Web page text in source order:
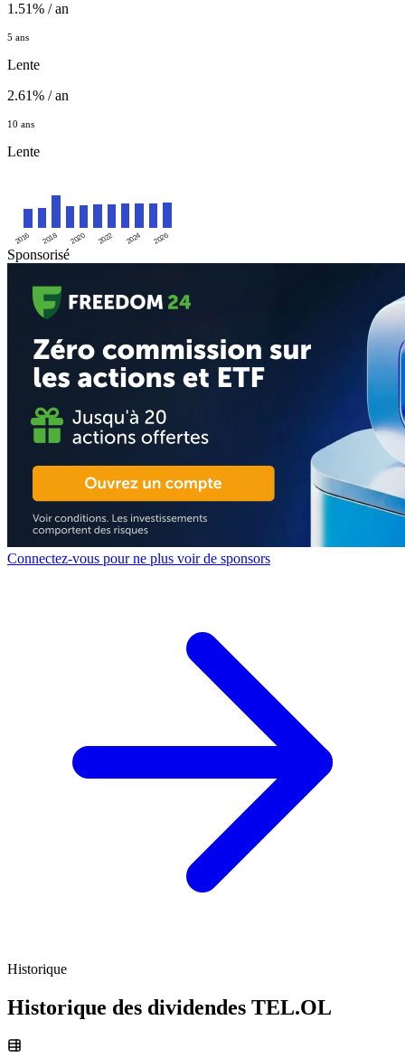
1.51% / an
5 ans
Lente
2.61% / an
10 ans
Lente
2016 2018 2020 2022 2024 2026
Sponsorisé
Connectez-vous pour ne plus voir de sponsors
Historique
Historique des dividendes TEL.OL